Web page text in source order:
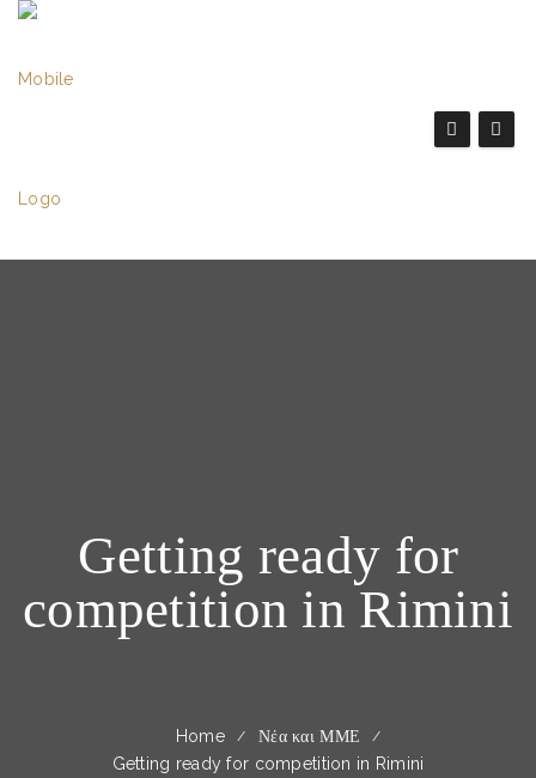
Getting ready for
competition in Rimini
Home
Νέα και ΜΜΕ
Getting ready for competition in Rimini